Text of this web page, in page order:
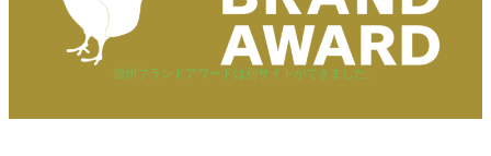
信州ブランドアワードは別サイトができました。